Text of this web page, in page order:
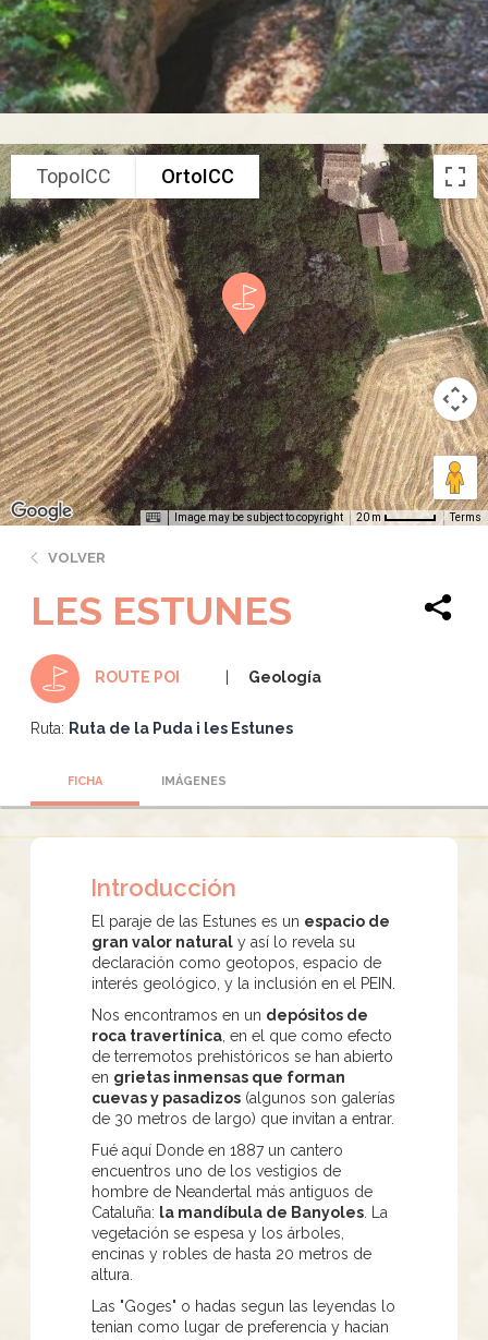
TopoICC OrtoICC
Image may be subject to copyright 20 m Terms
VOLVER
LES ESTUNES
ROUTE POI Geología
Ruta: Ruta de la Puda i les Estunes
FICHA IMÁGENES
Introducción
El paraje de las Estunes es un espacio de
gran valor natural y así lo revela su
declaración como geotopos, espacio de
interés geológico, y la inclusión en el PEIN.
Nos encontramos en un depósitos de
roca travertínica , en el que como efecto
de terremotos prehistóricos se han abierto
en grietas inmensas que forman
cuevas y pasadizos (algunos son galerías
de 30 metros de largo) que invitan a entrar.
Fué aquí Donde en 1887 un cantero
encuentros uno de los vestigios de
hombre de Neandertal más antiguos de
Cataluña: la mandíbula de Banyoles . La
vegetación se espesa y los árboles,
encinas y robles de hasta 20 metros de
altura.
Las "Goges" o hadas segun las leyendas lo
tenian como lugar de preferencia y hacian